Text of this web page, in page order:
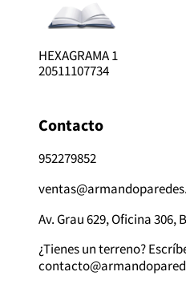
HEXAGRAMA 1
20511107734
Contacto
952279852
Av. Grau 629, Oficina 306,
¿Tienes un terreno?